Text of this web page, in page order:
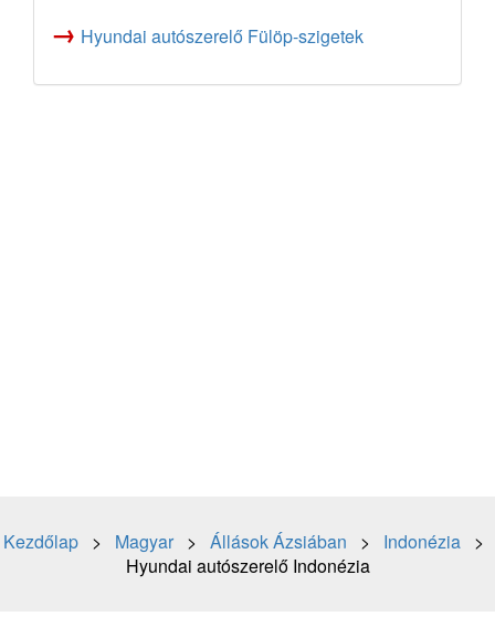
→ Hyundai autószerelő Fülöp-szigetek
Kezdőlap> Magyar> Állások Ázsiában > Indonézia>
Hyundai autószerelő Indonézia